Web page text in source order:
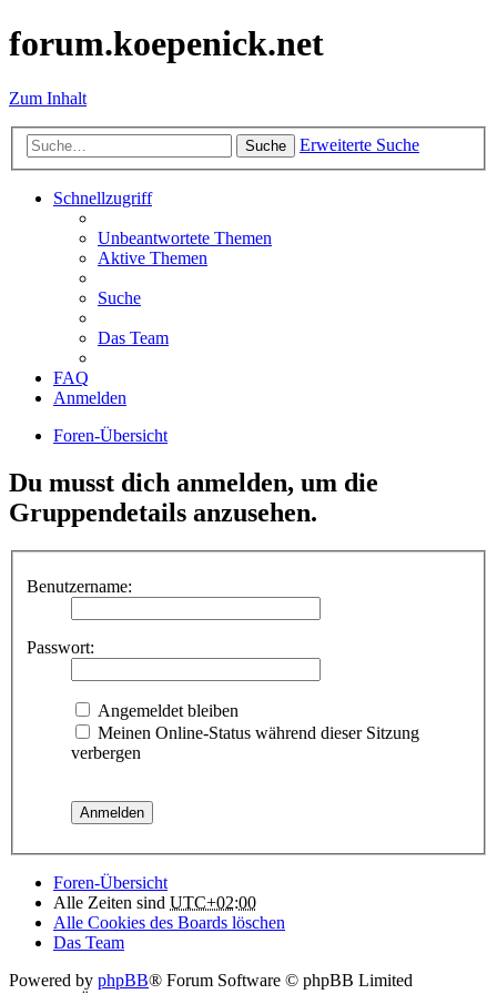
forum.koepenick.net
Zum Inhalt
Suche Erweiterte Suche
Schnellzugriff
Unbeantwortete Themen
Aktive Themen
Suche
Das Team
FAQ
Anmelden
Foren-Übersicht
Du musst dich anmelden, um die
Gruppendetails anzusehen.
Benutzername:
Passwort:
Angemeldet bleiben
Meinen Online-Status während dieser Sitzung
verbergen
Foren-Übersicht
Alle Zeiten sind UTC+02:00
Alle Cookies des Boards löschen
Das Team
Powered by phpBB® Forum Software © phpBB Limited